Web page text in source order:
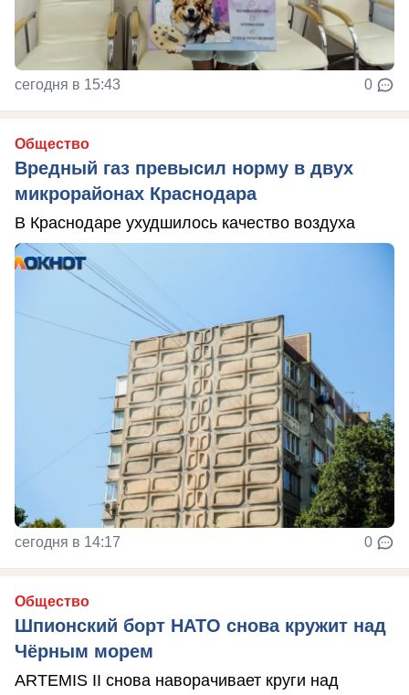
сегодня в 15:43 0
Общество
Вредный газ превысил норму в двух
микрорайонах Краснодара
В Краснодаре ухудшилось качество воздуха
сегодня в 14:17 0
Общество
Шпионский борт НАТО снова кружит над
Чёрным морем
ARTEMIS II снова наворачивает круги над